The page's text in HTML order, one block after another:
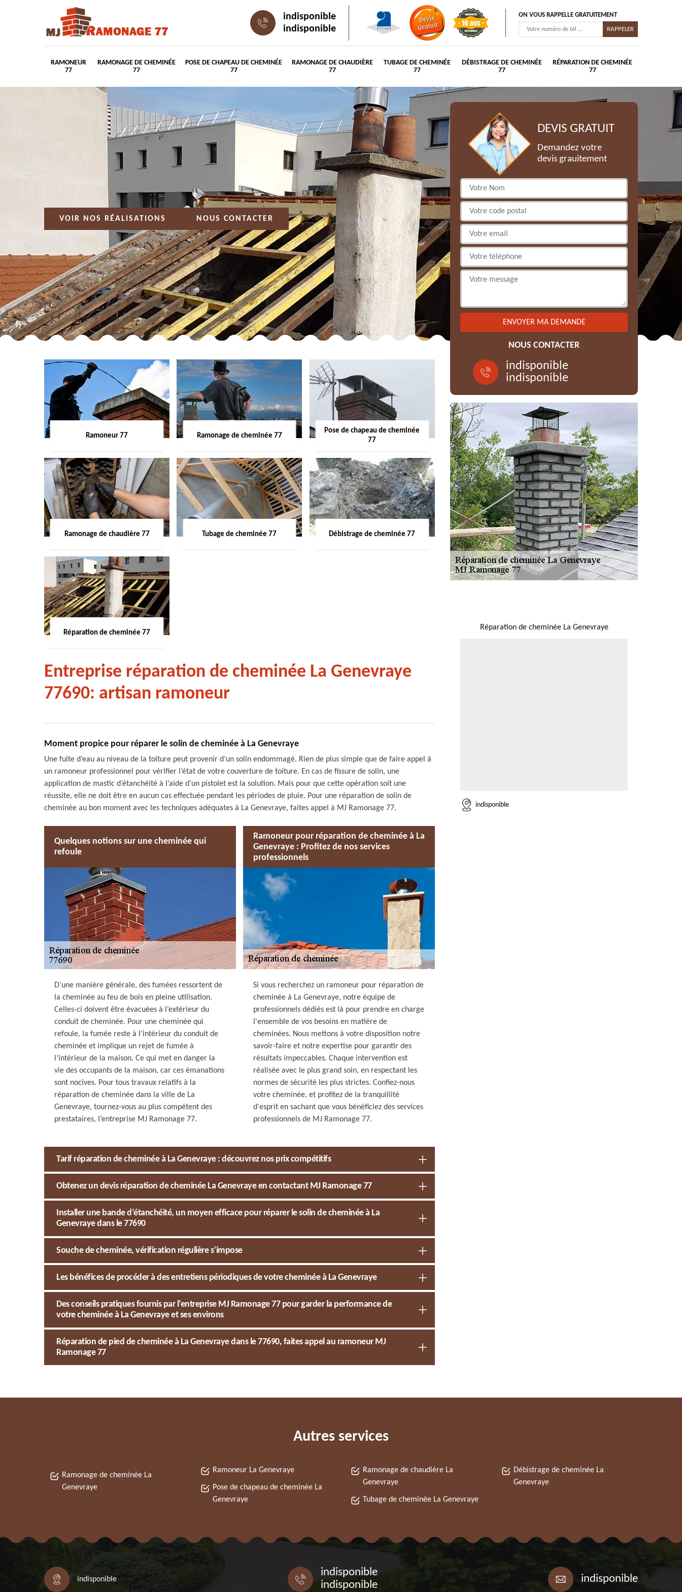
indisponible
indisponible
ON VOUS RAPPELLE GRATUITEMENT
RAMONEUR
77
RAMONAGE DE CHEMINÉE
77
POSE DE CHAPEAU DE CHEMINÉE
77
RAMONAGE DE CHAUDIÈRE
77
TUBAGE DE CHEMINÉE
77
DÉBISTRAGE DE CHEMINÉE
77
RÉPARATION DE CHEMINÉE
77
VOIR NOS RÉALISATIONS NOUS CONTACTER
Ramoneur 77 Ramonage de cheminée 77
Pose de chapeau de cheminée
77
Ramonage de chaudière 77 Tubage de cheminée 77 Débistrage de cheminée 77
Réparation de cheminée 77
Entreprise réparation de cheminée La Genevraye
77690: artisan ramoneur
Moment propice pour réparer le solin de cheminée à La Genevraye
Une fuite d’eau au niveau de la toiture peut provenir d’un solin endommagé. Rien de plus simple que de faire appel à
un ramoneur professionnel pour vérifier l’état de votre couverture de toiture. En cas de fissure de solin, une
application de mastic d’étanchéité à l’aide d’un pistolet est la solution. Mais pour que cette opération soit une
réussite, elle ne doit être en aucun cas effectuée pendant les périodes de pluie. Pour une réparation de solin de
cheminée au bon moment avec les techniques adéquates à La Genevraye, faites appel à MJ Ramonage 77.
Quelques notions sur une cheminée qui
refoule
D’une manière générale, des fumées ressortent de
la cheminée au feu de bois en pleine utilisation.
Celles-ci doivent être évacuées à l’extérieur du
conduit de cheminée. Pour une cheminée qui
refoule, la fumée reste à l’intérieur du conduit de
cheminée et implique un rejet de fumée à
l’intérieur de la maison. Ce qui met en danger la
vie des occupants de la maison, car ces émanations
sont nocives. Pour tous travaux relatifs à la
réparation de cheminée dans la ville de La
Genevraye, tournez-vous au plus compétent des
prestataires, l’entreprise MJ Ramonage 77.
Ramoneur pour réparation de cheminée à La
Genevraye : Profitez de nos services
professionnels
Si vous recherchez un ramoneur pour réparation de
cheminée à La Genevraye, notre équipe de
professionnels dédiés est là pour prendre en charge
l'ensemble de vos besoins en matière de
cheminées. Nous mettons à votre disposition notre
savoir-faire et notre expertise pour garantir des
résultats impeccables. Chaque intervention est
réalisée avec le plus grand soin, en respectant les
normes de sécurité les plus strictes. Confiez-nous
votre cheminée, et profitez de la tranquillité
d'esprit en sachant que vous bénéficiez des services
professionnels de MJ Ramonage 77.
Tarif réparation de cheminée à La Genevraye : découvrez nos prix compétitifs
Obtenez un devis réparation de cheminée La Genevraye en contactant MJ Ramonage 77
Installer une bande d’étanchéité, un moyen efficace pour réparer le solin de cheminée à La
Genevraye dans le 77690
Souche de cheminée, vérification régulière s’impose
Les bénéfices de procéder à des entretiens périodiques de votre cheminée à La Genevraye
Des conseils pratiques fournis par l’entreprise MJ Ramonage 77 pour garder la performance de
votre cheminée à La Genevraye et ses environs
Réparation de pied de cheminée à La Genevraye dans le 77690, faites appel au ramoneur MJ
Ramonage 77
DEVIS GRATUIT
Demandez votre
devis grauitement
NOUS CONTACTER
indisponible
indisponible
Réparation de cheminée La Genevraye
indisponible
Autres services
Ramonage de cheminée La
Genevraye
Ramoneur La Genevraye
Pose de chapeau de cheminée La
Genevraye
Ramonage de chaudière La
Genevraye
Tubage de cheminée La Genevraye
Débistrage de cheminée La
Genevraye
indisponible
indisponible
indisponible
indisponible